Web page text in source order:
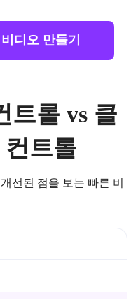
디오 만들기
트롤 vs 클
컨트롤
선된 점을 보는 빠른 비